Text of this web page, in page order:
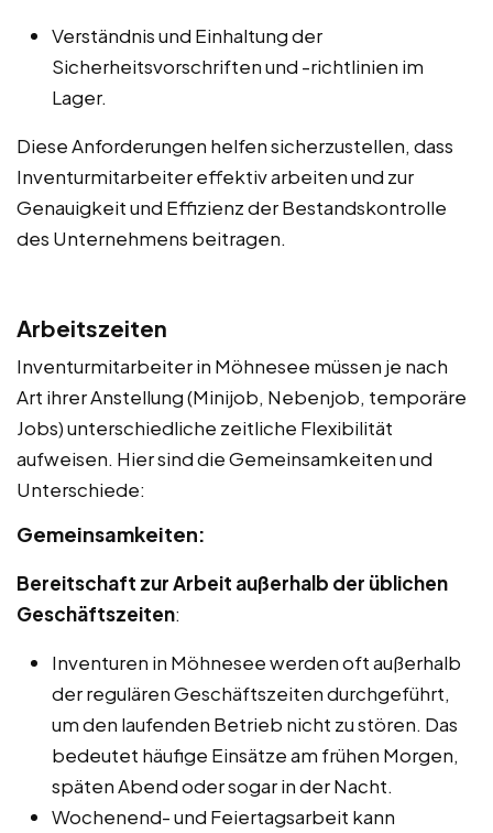
Verständnis und Einhaltung der
Sicherheitsvorschriften und -richtlinien im
Lager.
Diese Anforderungen helfen sicherzustellen, dass
Inventurmitarbeiter effektiv arbeiten und zur
Genauigkeit und Effizienz der Bestandskontrolle
des Unternehmens beitragen.
Arbeitszeiten
Inventurmitarbeiter in Möhnesee müssen je nach
Art ihrer Anstellung (Minijob, Nebenjob, temporäre
Jobs) unterschiedliche zeitliche Flexibilität
aufweisen. Hier sind die Gemeinsamkeiten und
Unterschiede:
Gemeinsamkeiten:
Bereitschaft zur Arbeit außerhalb der üblichen
Geschäftszeiten:
Inventuren in Möhnesee werden oft außerhalb
der regulären Geschäftszeiten durchgeführt,
um den laufenden Betrieb nicht zu stören. Das
bedeutet häufige Einsätze am frühen Morgen,
späten Abend oder sogar in der Nacht.
Wochenend- und Feiertagsarbeit kann